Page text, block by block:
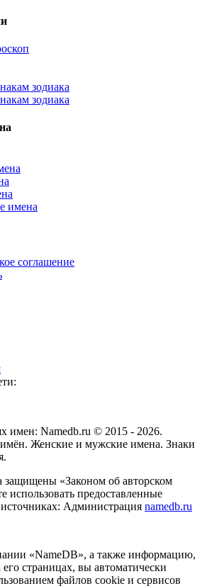
зодиака
зодиака
имена
соглашение
© 2015 - 2026.
Женские и мужские имена. Знаки
защищены «Законом об авторском
использовать предоставленные
Администрация namedb.ru
«NameDB», а также информацию,
страницах, вы автоматически
файлов cookie и сервисов